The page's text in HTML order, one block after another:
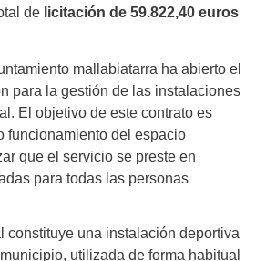
delicitación de 59.822,40 euros
mallabiatarra ha abierto el
para la gestión de las instalaciones
El objetivo de este contrato es
funcionamiento del espacio
que el servicio se preste en
para todas las personas
constituye una instalación deportiva
utilizada de forma habitual